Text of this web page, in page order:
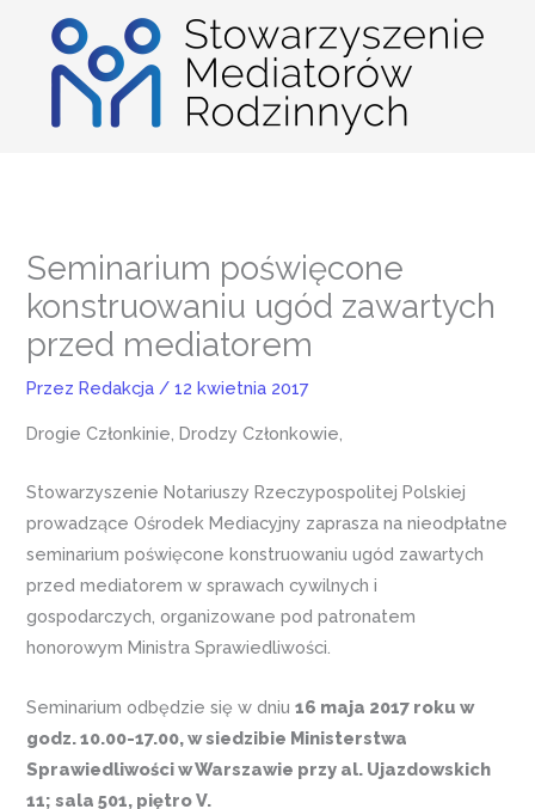
Seminarium poświęcone
konstruowaniu ugód zawartych
przed mediatorem
PrzezRedakcja /12 kwietnia 2017
Drogie Członkinie, Drodzy Członkowie,
Stowarzyszenie Notariuszy Rzeczypospolitej Polskiej
prowadzące Ośrodek Mediacyjny zaprasza na nieodpłatne
seminarium poświęcone konstruowaniu ugód zawartych
przed mediatorem w sprawach cywilnych i
gospodarczych, organizowane pod patronatem
honorowym Ministra Sprawiedliwości.
Seminarium odbędzie się w dniu16 maja 2017 roku w
godz. 10.00-17.00, w siedzibie Ministerstwa
Sprawiedliwości w Warszawie przy al. Ujazdowskich
11; sala 501, piętro V.